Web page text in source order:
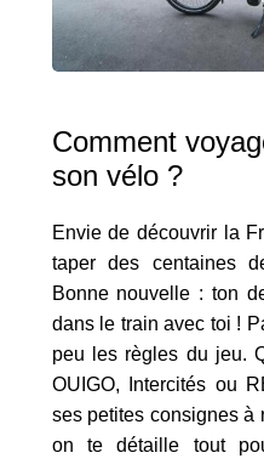
Comment
son vélo ?
Envie de découvrir la
taper des centaines
Bonne nouvelle : ton
dans le train avec toi !
peu les règles du jeu.
OUIGO, Intercités ou
ses petites consignes à
on te détaille tout